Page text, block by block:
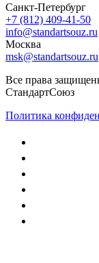
Санкт-Петербург
+7 (812) 409-41-50
info@standartsouz.ru
Москва
msk@standartsouz.ru
Все права
СтандартСоюз
Политика